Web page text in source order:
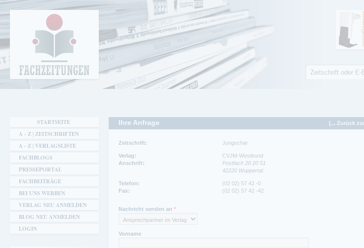
Fachzeitungen.de - Das unabhängige Portal
für Fachmagazine Fachpublikationen &
eBooks
Ihre Anfrage [... Zurück
Zeitschrift: Jungschar
Verlag:
CVJM-Westbund
Anschrift:
Postfach 20 20 51
42220 Wuppertal
Telefon:
(02 02) 57 42 -0
Fax:
(02 02) 57 42 -42
Fax:
(02 02) 57 42 42
Telefon Redaktion:
(02 02) 57 42 18
(02 02) 57 42 42
Nachricht senden an *
Vorname
STARTSEITE
A - Z | ZEITSCHRIFTEN
A - Z | VERLAGSLISTE
FACHBLOGS
PRESSEPORTAL
FACHBEITRÄGE
BEI UNS WERBEN
VERLAG NEU ANMELDEN
BLOG NEU ANMELDEN
LOGIN
Suchformular